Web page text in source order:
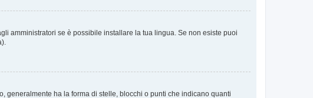
amministratori se è possibile installare la tua lingua. Se non esiste puoi
generalmente ha la forma di stelle, blocchi o punti che indicano quanti